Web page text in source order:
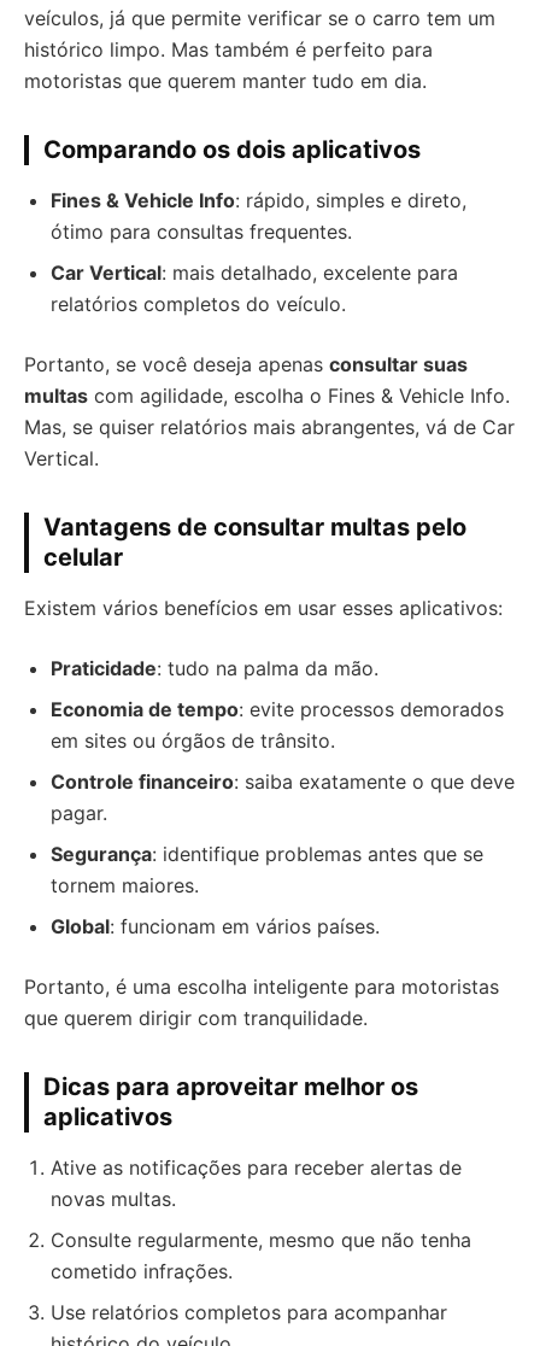
veículos, já que permite verificar se o carro tem um
histórico limpo. Mas também é perfeito para
motoristas que querem manter tudo em dia.
Comparando os dois aplicativos
Fines & Vehicle Info: rápido, simples e direto,
ótimo para consultas frequentes.
Car Vertical: mais detalhado, excelente para
relatórios completos do veículo.
Portanto, se você deseja apenas consultar suas
multas com agilidade, escolha o Fines & Vehicle Info.
Mas, se quiser relatórios mais abrangentes, vá de Car
Vertical.
Vantagens de consultar multas pelo
celular
Existem vários benefícios em usar esses aplicativos:
Praticidade: tudo na palma da mão.
Economia de tempo: evite processos demorados
em sites ou órgãos de trânsito.
Controle financeiro: saiba exatamente o que deve
pagar.
Segurança: identifique problemas antes que se
tornem maiores.
Global: funcionam em vários países.
Portanto, é uma escolha inteligente para motoristas
que querem dirigir com tranquilidade.
Dicas para aproveitar melhor os
aplicativos
Ative as notificações para receber alertas de
novas multas.
Consulte regularmente, mesmo que não tenha
cometido infrações.
Use relatórios completos para acompanhar